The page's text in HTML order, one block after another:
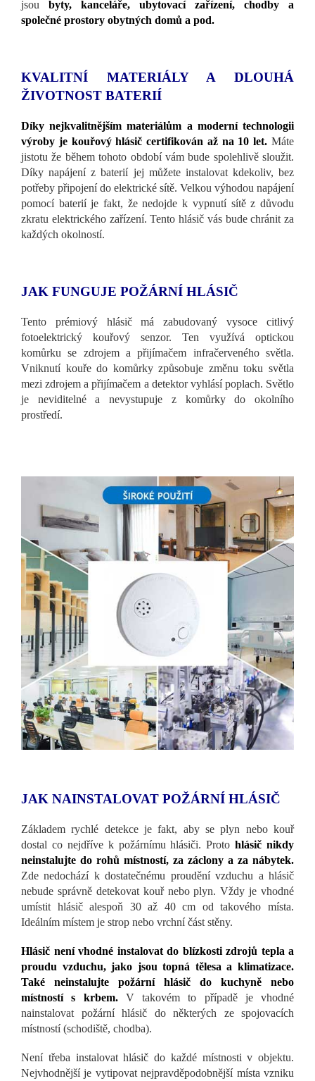
jsou byty, kanceláře, ubytovací zařízení, chodby a
společné prostory obytných domů a pod.
KVALITNÍ MATERIÁLY A DLOUHÁ
ŽIVOTNOST BATERIÍ
Díky nejkvalitnějším materiálům a moderní technologii
výroby je kouřový hlásič certifikován až na 10 let. Máte
jistotu že během tohoto období vám bude spolehlivě sloužit.
Díky napájení z baterií jej můžete instalovat kdekoliv, bez
potřeby připojení do elektrické sítě. Velkou výhodou napájení
pomocí baterií je fakt, že nedojde k vypnutí sítě z důvodu
zkratu elektrického zařízení. Tento hlásič vás bude chránit za
každých okolností.
JAK FUNGUJE POŽÁRNÍ HLÁSIČ
Tento prémiový hlásič má zabudovaný vysoce citlivý
fotoelektrický kouřový senzor. Ten využívá optickou
komůrku se zdrojem a přijímačem infračerveného světla.
Vniknutí kouře do komůrky způsobuje změnu toku světla
mezi zdrojem a přijímačem a detektor vyhlásí poplach. Světlo
je neviditelné a nevystupuje z komůrky do okolního
prostředí.
JAK NAINSTALOVAT POŽÁRNÍ HLÁSIČ
Základem rychlé detekce je fakt, aby se plyn nebo kouř
dostal co nejdříve k požárnímu hlásiči. Protohlásič nikdy
neinstalujte do rohů místností, za záclony a za nábytek.
Zde nedochází k dostatečnému proudění vzduchu a hlásič
nebude správně detekovat kouř nebo plyn. Vždy je vhodné
umístit hlásič alespoň 30 až 40 cm od takového místa.
Ideálním místem je strop nebo vrchní část stěny.
Hlásič není vhodné instalovat do blízkosti zdrojů tepla a
proudu vzduchu, jako jsou topná tělesa a klimatizace.
Také neinstalujte požární hlásič do kuchyně nebo
místností s krbem.V takovém to případě je vhodné
nainstalovat požární hlásič do některých ze spojovacích
místností (schodiště, chodba).
Není třeba instalovat hlásič do každé místnosti v objektu.
Nejvhodnější je vytipovat nejpravděpodobnější místa vzniku